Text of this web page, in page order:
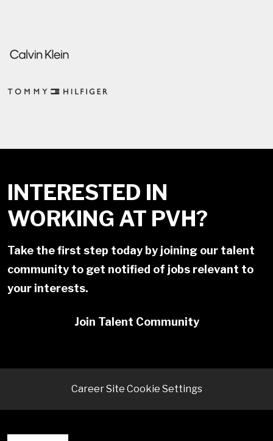
INTERESTED IN
WORKING AT PVH?
Take the first step today by joining our talent
community to get notified of jobs relevant to
your interests.
Join Talent Community
Career Site Cookie Settings